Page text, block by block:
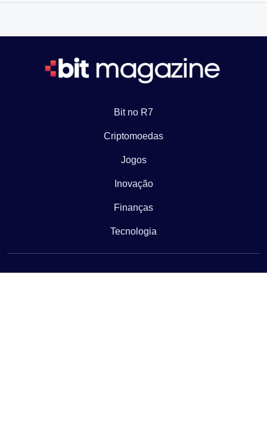
Bit no R7
Criptomoedas
Jogos
Inovação
Finanças
Tecnologia